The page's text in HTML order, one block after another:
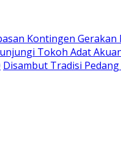
Kontingen
Tokoh Adat
Disambut Tradisi